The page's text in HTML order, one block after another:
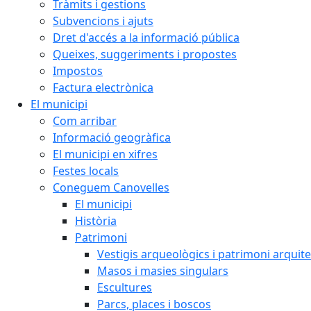
Tràmits i gestions
Subvencions i ajuts
Dret d'accés a la informació pública
Queixes, suggeriments i propostes
Impostos
Factura electrònica
El municipi
Com arribar
Informació geogràfica
El municipi en xifres
Festes locals
Coneguem Canovelles
El municipi
Història
Patrimoni
Vestigis arqueològics i patrimoni
Masos i masies singulars
Escultures
Parcs, places i boscos